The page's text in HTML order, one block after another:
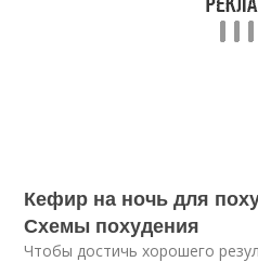
Кефир на ночь для
Схемы похудения
Чтобы достичь хорошего